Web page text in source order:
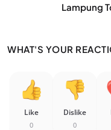
Lampung
WHAT'S YOUR
Like
0
Dislike
0